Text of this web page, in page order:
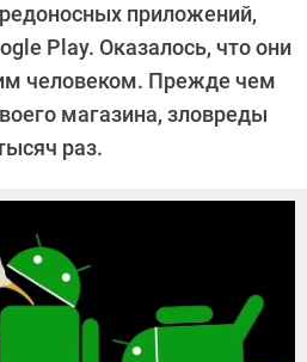
приложений,
Play. Оказалось, что они
человеком. Прежде чем
магазина, зловреды
раз.